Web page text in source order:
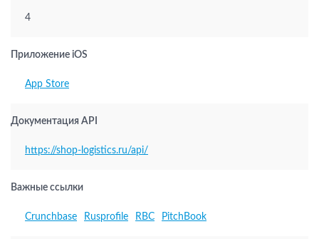
4
Приложение iOS
App Store
Документация API
https://shop-logistics.ru/api/
Важные ссылки
Crunchbase Rusprofile RBC PitchBook